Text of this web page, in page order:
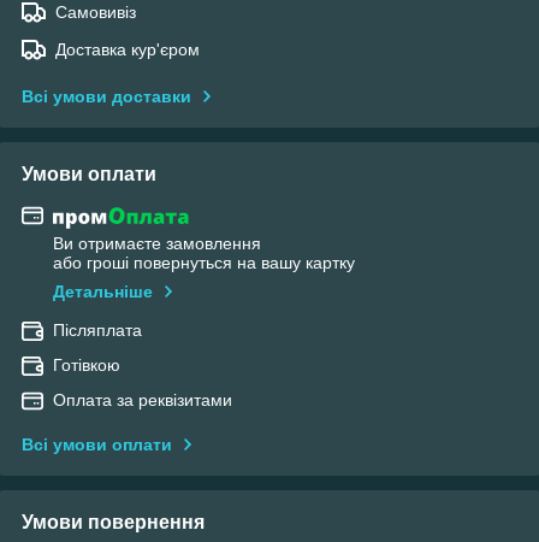
Самовивіз
Доставка кур'єром
Всі умови доставки
Умови оплати
Ви отримаєте замовлення
або гроші повернуться на вашу картку
Детальніше
Післяплата
Готівкою
Оплата за реквізитами
Всі умови оплати
Умови повернення